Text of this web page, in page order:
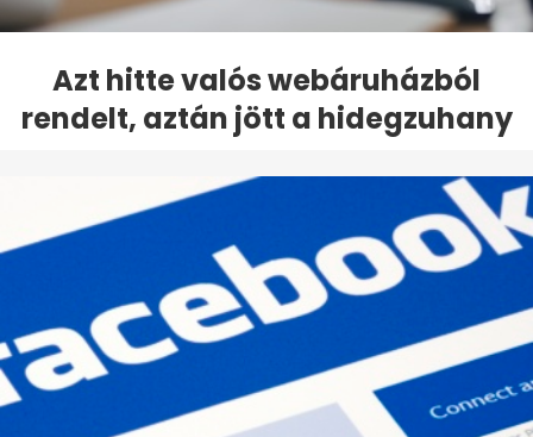
Azt hitte valós webáruházból
rendelt, aztán jött a hidegzuhany